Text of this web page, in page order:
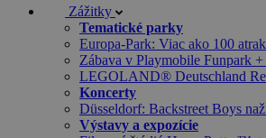
Zážitky
Tematické parky
Europa-Park: Viac ako 100
Zábava v Playmobile Funpark
LEGOLAND® Deutschland
Koncerty
Düsseldorf: Backstreet Boys
Výstavy a expozície